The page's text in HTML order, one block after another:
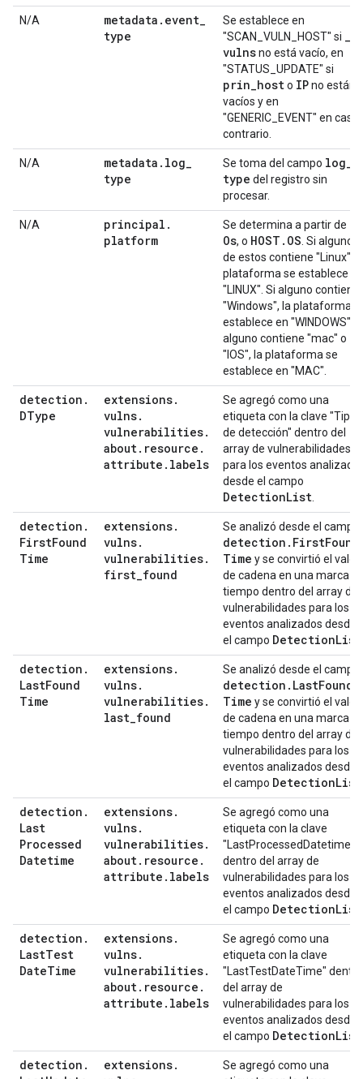
N/A metadata . event_
type
Se establece en
"SCAN_VULN_HOST" si _
vulnsno está vacío, en
"STATUS_UPDATE" si
prin_hosto IPno están
vacíos y en
"GENERIC_EVENT" en caso
contrario.
N/A metadata . log_
type
Se toma del campo log_
type del registro sin
procesar.
N/A principal .
platform
Se determina a partir de
Os, o HOST . OS . Si alguno
de estos contiene "Linux",
plataforma se establece en
"LINUX". Si alguno contiene
"Windows", la plataforma
establece en "WINDOWS".
alguno contiene "mac" o
"IOS", la plataforma se
establece en "MAC".
detection .
DType
extensions.
vulns.
vulnerabilities.
about. resource .
attribute . labels
Se agregó como una
etiqueta con la clave "Tipo
de detección" dentro del
array de vulnerabilidades
para los eventos
desde el campo
DetectionList
detection .
FirstFound
Time
extensions.
vulns.
vulnerabilities.
first_found
Se analizó desde el campo
detection . FirstFound
Time y se convirtió el valor
de cadena en una marca
tiempo dentro del array de
vulnerabilidades para los
eventos analizados desde
el campo DetectionList
detection .
LastFound
Time
extensions.
vulns.
vulnerabilities.
last_found
Se analizó desde el campo
detection . LastFound
Time y se convirtió el valor
de cadena en una marca
tiempo dentro del array de
vulnerabilidades para los
eventos analizados desde
el campo DetectionList
detection .
Last
Processed
Datetime
extensions.
vulns.
vulnerabilities.
about. resource .
attribute . labels
Se agregó como una
etiqueta con la clave
"LastProcessedDatetime"
dentro del array de
vulnerabilidades para los
eventos analizados desde
el campo DetectionList
detection .
LastTest
DateTime
extensions.
vulns.
vulnerabilities.
about. resource .
attribute . labels
Se agregó como una
etiqueta con la clave
"LastTestDateTime" dentro
del array de
vulnerabilidades para los
eventos analizados desde
el campo DetectionList
detection .
extensions.
Se agregó como una